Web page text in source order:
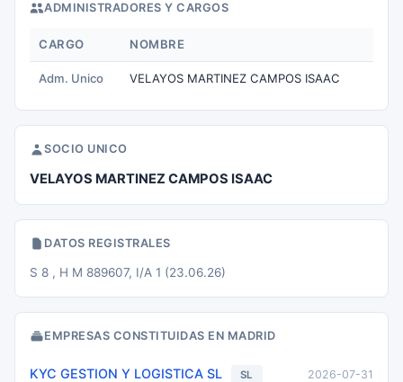
ADMINISTRADORES Y CARGOS
CARGO NOMBRE
Adm. Unico VELAYOS MARTINEZ CAMPOS ISAAC
SOCIO UNICO
VELAYOS MARTINEZ CAMPOS ISAAC
DATOS REGISTRALES
S 8 , H M 889607, I/A 1 (23.06.26)
EMPRESAS CONSTITUIDAS EN MADRID
KYC GESTION Y LOGISTICA SL SL 2026-07-31